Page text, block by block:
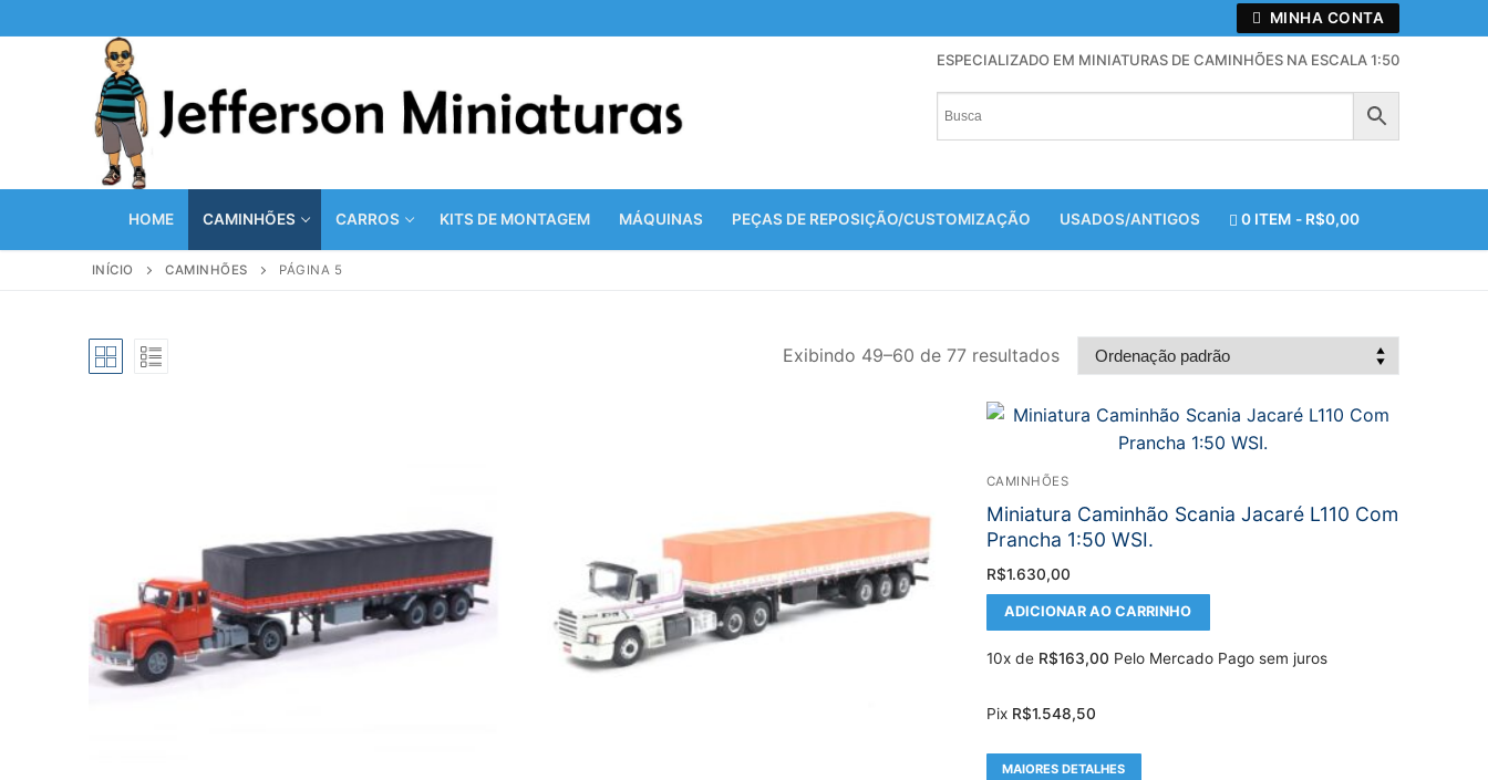
para
MINHA CONTA
ESPECIALIZADO EM MINIATURAS DE CAMINHÕES NA ESCALA 1:50
HOME CAMINHÕES CARROS KITS DE MONTAGEM MÁQUINAS PEÇAS DE REPOSIÇÃO/CUSTOMIZAÇÃO USADOS/ANTIGOS 0 ITEM R$0,00
INÍCIO CAMINHÕES PÁGINA 5
Exibindo 49–60 de 77 resultados
CAMINHÕES
Miniatura Caminhão Scania Jacaré L110 Com
Prancha 1:50 WSI.
R$1.630,00
ADICIONAR AO CARRINHO
10x de R$163,00 Pelo Mercado Pago sem juros
Pix R$1.548,50
MAIORES DETALHES